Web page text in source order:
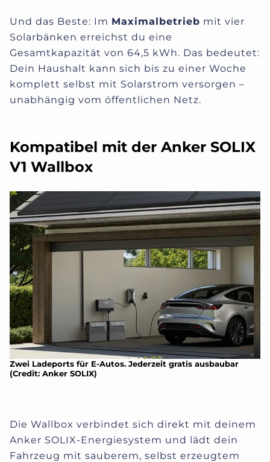
Und das Beste: Im Maximalbetrieb mit vier
Solarbänken erreichst du eine
Gesamtkapazität von 64,5 kWh. Das bedeutet:
Dein Haushalt kann sich bis zu einer Woche
komplett selbst mit Solarstrom versorgen –
unabhängig vom öffentlichen Netz.
Kompatibel mit der Anker SOLIX
V1 Wallbox
Zwei Ladeports für E-Autos. Jederzeit gratis ausbaubar
(Credit: Anker SOLIX)
Die Wallbox verbindet sich direkt mit deinem
Anker SOLIX-Energiesystem und lädt dein
Fahrzeug mit sauberem, selbst erzeugtem